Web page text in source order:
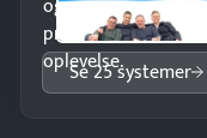
professionel
oplevelse.
Se 25 systemer